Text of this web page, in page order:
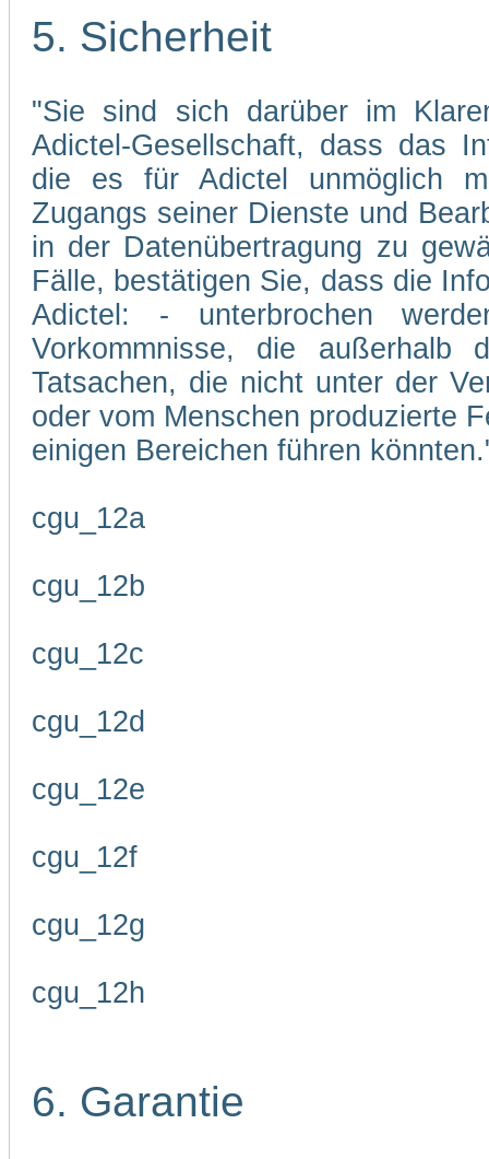
5. Sicherheit
"Sie sind sich darüber im
Adictel-Gesellschaft, dass das
die es für Adictel unmöglich
Zugangs seiner Dienste und
in der Datenübertragung zu
Fälle, bestätigen Sie, dass die
Adictel: - unterbrochen
Vorkommnisse, die
Tatsachen, die nicht unter der
oder vom Menschen produzierte
einigen Bereichen führen
cgu_12a
cgu_12b
cgu_12c
cgu_12d
cgu_12e
cgu_12f
cgu_12g
cgu_12h
6. Garantie